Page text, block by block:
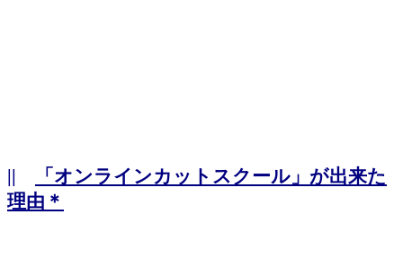
||
「オンラインカットスクール」が出来た
理由＊